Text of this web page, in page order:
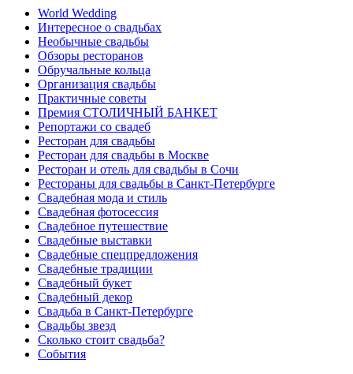
World Wedding
Интересное о свадьбах
Необычные свадьбы
Обзоры ресторанов
Обручальные кольца
Организация свадьбы
Практичные советы
Премия СТОЛИЧНЫЙ БАНКЕТ
Репортажи со свадеб
Ресторан для свадьбы
Ресторан для свадьбы в Москве
Ресторан и отель для свадьбы в Сочи
Рестораны для свадьбы в Санкт-Петербурге
Свадебная мода и стиль
Свадебная фотосессия
Свадебное путешествие
Свадебные выставки
Свадебные спецпредложения
Свадебные традиции
Свадебный букет
Свадебный декор
Свадьба в Санкт-Петербурге
Свадьбы звезд
Сколько стоит свадьба?
События